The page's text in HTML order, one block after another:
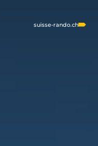
suisse-rando.ch